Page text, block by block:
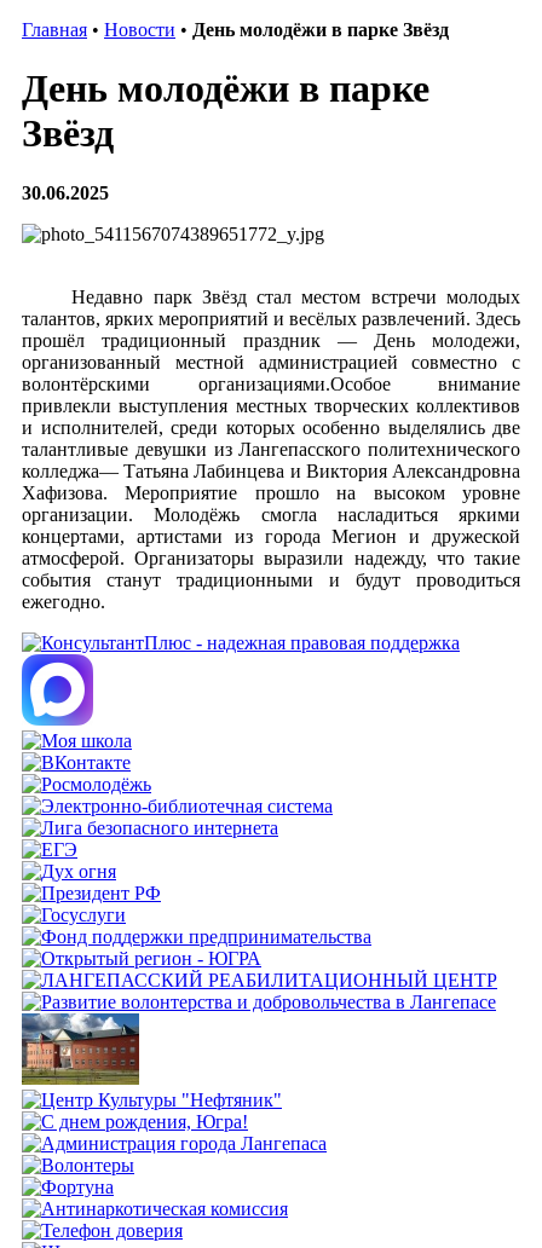
Главная • Новости • День молодёжи в парке Звёзд
День молодёжи в парке
Звёзд
30.06.2025
Недавно парк Звёзд стал местом встречи молодых
талантов, ярких мероприятий и весёлых развлечений. Здесь
прошёл традиционный праздник — День молодежи,
организованный местной администрацией совместно с
волонтёрскими организациями.Особое внимание
привлекли выступления местных творческих коллективов
и исполнителей, среди которых особенно выделялись две
талантливые девушки из Лангепасского политехнического
колледжа— Татьяна Лабинцева и Виктория Александровна
Хафизова. Мероприятие прошло на высоком уровне
организации. Молодёжь смогла насладиться яркими
концертами, артистами из города Мегион и дружеской
атмосферой. Организаторы выразили надежду, что такие
события станут традиционными и будут проводиться
ежегодно.